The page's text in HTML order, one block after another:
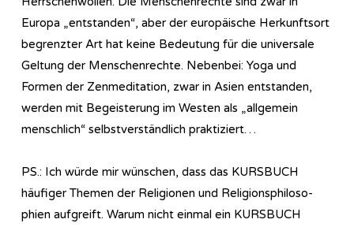
Europa „entstanden“, aber der europäische Herkunftsort
begrenzter Art hat keine Bedeutung für die universale
Geltung der Menschenrechte. Nebenbei: Yoga und
Formen der Zenmeditation, zwar in Asien entstanden,
werden mit Begeisterung im Westen als „allgemein
menschlich“ selbstverständlich praktiziert…
PS.: Ich würde mir wünschen, dass das KURSBUCH
häufiger Themen der Religionen und Re­li­gi­ons­phi­lo­so­
phien aufgreift. Warum nicht einmal ein KURSBUCH